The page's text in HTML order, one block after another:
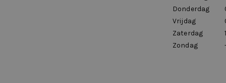
Donderdag
Vrijdag
Zaterdag
Zondag